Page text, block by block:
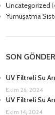
Uncategorized
Yumuşatma
SON
UV Filtreli Su
Ekim 26, 2024
UV Filtreli Su
Ekim 14, 2024